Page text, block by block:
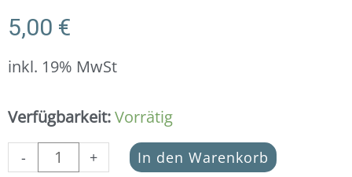
5,00 €
inkl. 19% MwSt
Verfügbarkeit:Vorrätig
-
Anhänger
Blatt
+ In den Warenkorb